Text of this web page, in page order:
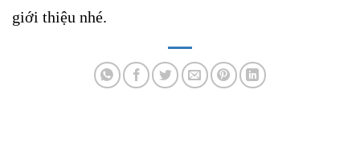
giới thiệu nhé.